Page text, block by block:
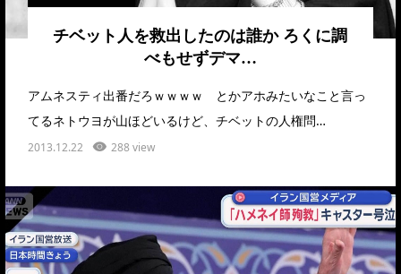
チベット人を救出したのは誰か ろくに調
べもせずデマ…
アムネスティ出番だろｗｗｗｗ とかアホみたいなこと言っ
てるネトウヨが山ほどいるけど、チベットの人権問…
2013.12.22 288 view